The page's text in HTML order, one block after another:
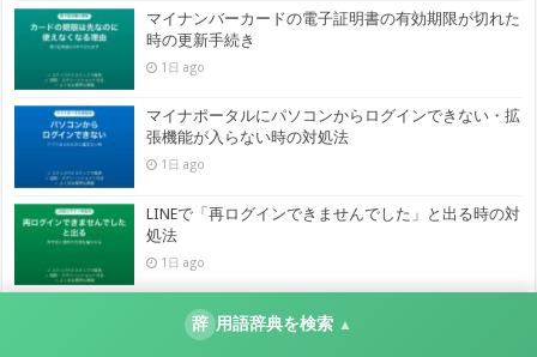
マイナンバーカードの電子証明書の有効期限が切れた
時の更新手続き
1日 ago
マイナポータルにパソコンからログインできない・拡
張機能が入らない時の対処法
1日 ago
LINEで「再ログインできませんでした」と出る時の対
処法
1日 ago
LINEで一部の写真しか選べない・表示されない時の対
辞 用語辞典を検索 ▲